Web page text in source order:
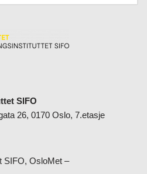
SIFO
26, 0170 Oslo, 7.etasje
SIFO, OsloMet –